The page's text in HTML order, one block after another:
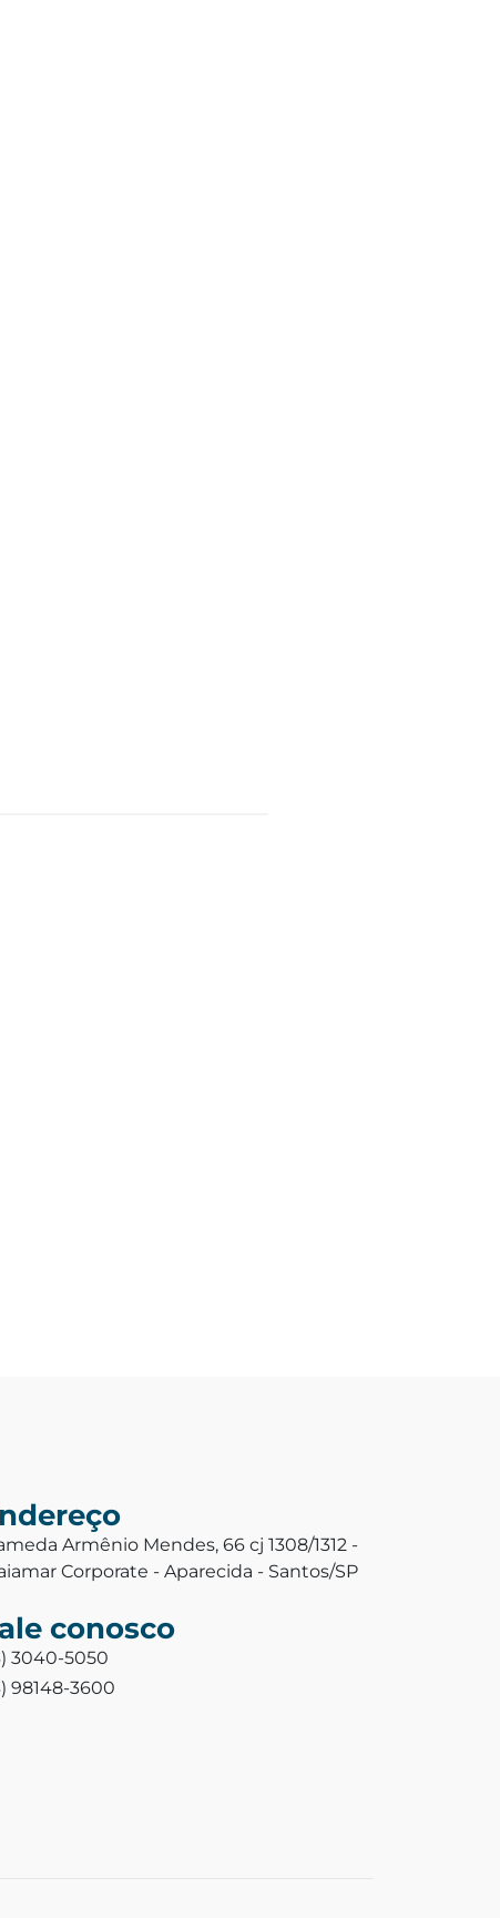
Armênio Mendes, 66 cj 1308/1312 -
Corporate - Aparecida - Santos/SP
conosco
3040-5050
98148-3600